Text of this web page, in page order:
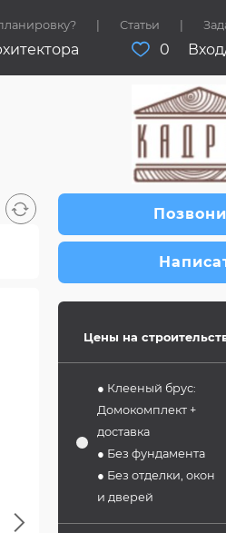
Статьи
0
Next
Цены на
● Клееный брус:
Домокомплект +
доставка
● Без фундамента
● Без отделки, окон
и дверей